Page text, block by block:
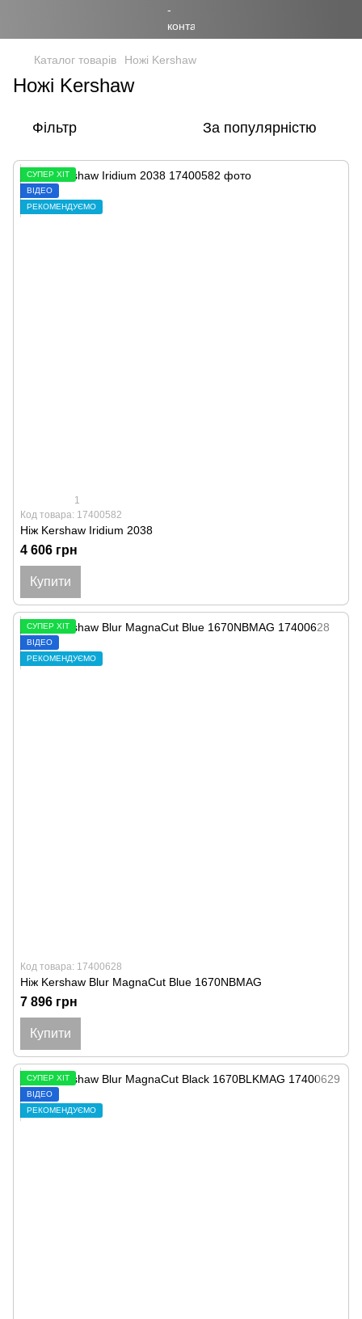
Каталог товарів Ножі Kershaw
Ножі Kershaw
Фільтр За популярністю
СУПЕР ХІТ
ВІДЕО
РЕКОМЕНДУЄМО
1
Код товара: 17400582
Ніж Kershaw Iridium 2038
4 606 грн
Купити
СУПЕР ХІТ
ВІДЕО
РЕКОМЕНДУЄМО
Код товара: 17400628
Ніж Kershaw Blur MagnaCut Blue 1670NBMAG
7 896 грн
Купити
СУПЕР ХІТ
ВІДЕО
РЕКОМЕНДУЄМО